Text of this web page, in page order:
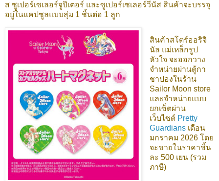
ส ซูเปอร์เซเลอร์จูปิเตอร์ และซูเปอร์เซเลอร์วีนัส สินค้าจะบรรจุ
อยู่ในแคปซูลแบบสุ่ม 1 ชิ้นต่อ 1 ลูก
สินค้าสโตร์ออริจิ
นัล แม่เหล็กรูป
หัวใจ จะออกวาง
จำหน่ายผ่านตู้กา
ชาปองในร้าน
Sailor Moon store
และจำหน่ายแบบ
ยกเซ็ตผ่าน
เว็บไซต์ Pretty
Guardiansเดือน
มกราคม 2026 โดย
จะขายในราคาชิ้น
ละ 500 เยน (รวม
ภาษี)